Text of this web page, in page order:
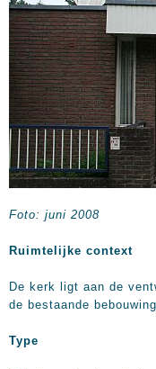
Foto: juni 2008
Ruimtelijke context
De kerk ligt aan de
de bestaande
Type